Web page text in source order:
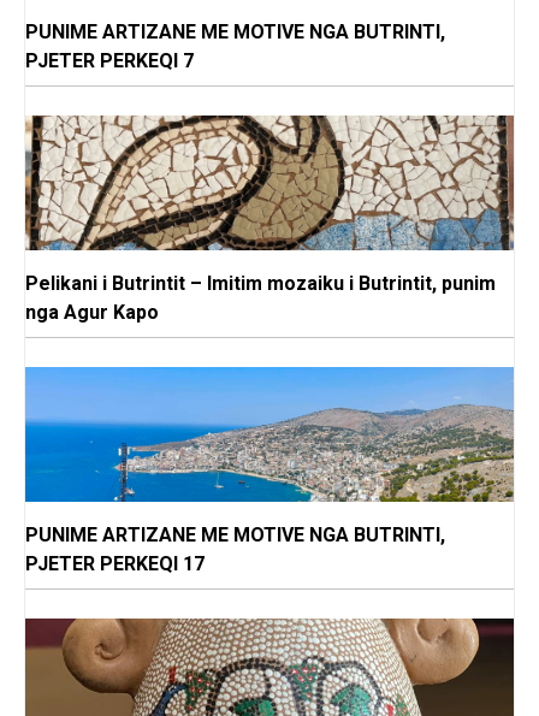
PUNIME ARTIZANE ME MOTIVE NGA BUTRINTI,
PJETER PERKEQI 7
Pelikani i Butrintit – Imitim mozaiku i Butrintit, punim
nga Agur Kapo
PUNIME ARTIZANE ME MOTIVE NGA BUTRINTI,
PJETER PERKEQI 17